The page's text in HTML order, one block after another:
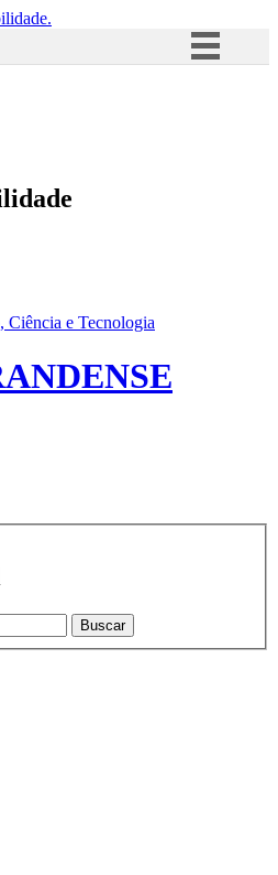
Acesso à informação
Ciência e Tecnologia
Buscar